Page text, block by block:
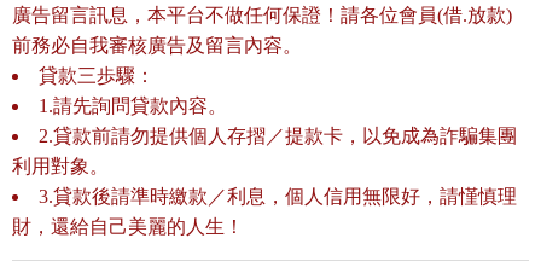
廣告留言訊息，本平台不做任何保證！請各位會員(借.放款)
前務必自我審核廣告及留言內容。
貸款三歩驟：
1.請先詢問貸款內容。
2.貸款前請勿提供個人存摺／提款卡，以免成為詐騙集團
利用對象。
3.貸款後請準時繳款／利息，個人信用無限好，請慬慎理
財，還給自己美麗的人生！